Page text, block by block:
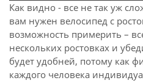
Как видно - все не так уж
вам нужен велосипед с
возможность примерить –
нескольких ростовках и
будет удобней, потому как
каждого человека